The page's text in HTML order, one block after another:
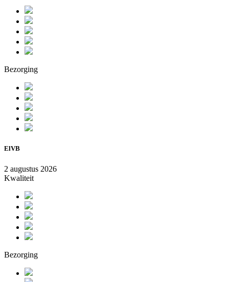
Bezorging
ElVB
2 augustus 2026
Kwaliteit
Bezorging